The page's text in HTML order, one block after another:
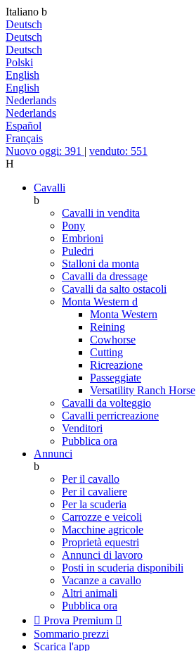
Italiano b
Deutsch
Deutsch
Deutsch
Polski
English
English
Nederlands
Nederlands
Español
Français
Nuovo oggi: 391 | venduto: 551
H
Cavalli
b
Cavalli in vendita
Pony
Embrioni
Puledri
Stalloni da monta
Cavalli da dressage
Cavalli da salto ostacoli
Monta Western d
Monta Western
Reining
Cowhorse
Cutting
Ricreazione
Passeggiate
Versatility Ranch Horse
Cavalli da volteggio
Cavalli perricreazione
Venditori
Pubblica ora
Annunci
b
Per il cavallo
Per il cavaliere
Per la scuderia
Carrozze e veicoli
Macchine agricole
Proprietà equestri
Annunci di lavoro
Posti in scuderia disponibili
Vacanze a cavallo
Altri animali
Pubblica ora
 Prova Premium 
Sommario prezzi
Scarica l'app